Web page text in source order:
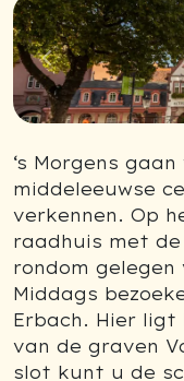
Previous
‘s Morgens
middeleeuwse
verkennen. Op
raadhuis met
rondom gelegen
Middags
Erbach. Hier ligt
van de graven
slot kunt u de